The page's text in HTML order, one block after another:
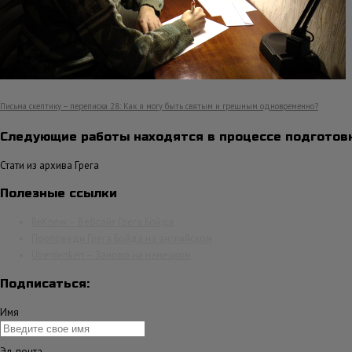
Письма скептику – переписка 28: Как я могу быть святым и грешным одновременно?
Следующие работы находятся в процессе
Стати из архива Грега
Полезные ссылки
Подписаться:
Имя